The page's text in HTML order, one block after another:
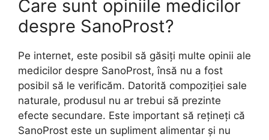
Care sunt opiniile medicilor
despre SanoProst?
Pe internet, este posibil să găsiți multe opinii ale
medicilor despre SanoProst, însă nu a fost
posibil să le verificăm. Datorită compoziției sale
naturale, produsul nu ar trebui să prezinte
efecte secundare. Este important să rețineți că
SanoProst este un supliment alimentar și nu